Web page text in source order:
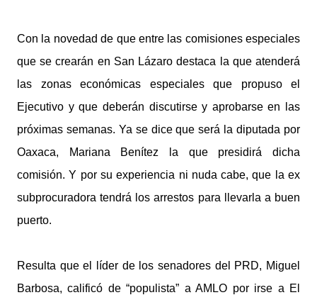
Con la novedad de que entre las comisiones especiales
que se crearán en San Lázaro destaca la que atenderá
las zonas económicas especiales que propuso el
Ejecutivo y que deberán discutirse y aprobarse en las
próximas semanas. Ya se dice que será la diputada por
Oaxaca, Mariana Benítez la que presidirá dicha
comisión. Y por su experiencia ni nuda cabe, que la ex
subprocuradora tendrá los arrestos para llevarla a buen
puerto.
Resulta que el líder de los senadores del PRD, Miguel
Barbosa, calificó de “populista” a AMLO por irse a El